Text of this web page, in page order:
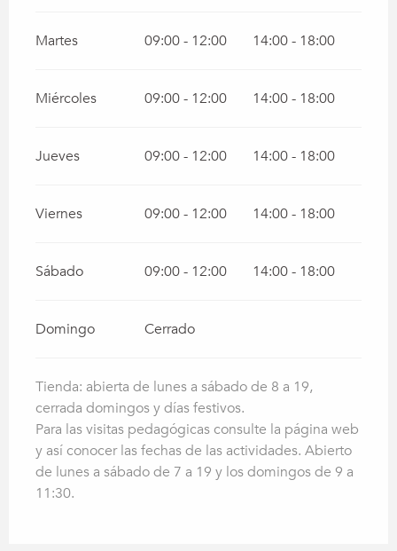
Martes 09:00 - 12:00 14:00 - 18:00
Miércoles 09:00 - 12:00 14:00 - 18:00
Jueves 09:00 - 12:00 14:00 - 18:00
Viernes 09:00 - 12:00 14:00 - 18:00
Sábado 09:00 - 12:00 14:00 - 18:00
Domingo Cerrado
Tienda: abierta de lunes a sábado de 8 a 19,
cerrada domingos y días festivos.
Para las visitas pedagógicas consulte la página web
y así conocer las fechas de las actividades. Abierto
de lunes a sábado de 7 a 19 y los domingos de 9 a
11:30.